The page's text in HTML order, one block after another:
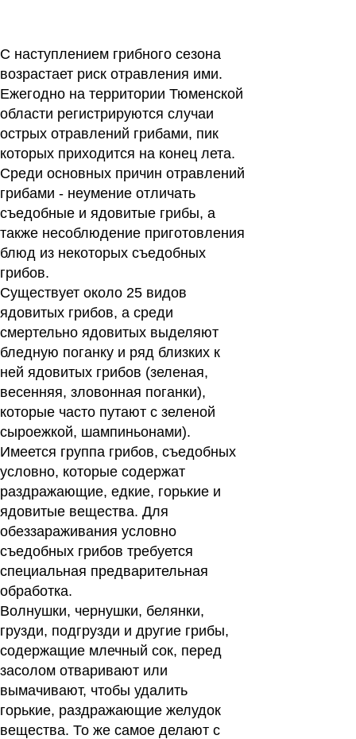
С наступлением грибного сезона
возрастает риск отравления ими.
Ежегодно на территории Тюменской
области регистрируются случаи
острых отравлений грибами, пик
которых приходится на конец лета.
Среди основных причин отравлений
грибами - неумение отличать
съедобные и ядовитые грибы, а
также несоблюдение приготовления
блюд из некоторых съедобных
грибов.
Существует около 25 видов
ядовитых грибов, а среди
смертельно ядовитых выделяют
бледную поганку и ряд близких к
ней ядовитых грибов (зеленая,
весенняя, зловонная поганки),
которые часто путают с зеленой
сыроежкой, шампиньонами).
Имеется группа грибов, съедобных
условно, которые содержат
раздражающие, едкие, горькие и
ядовитые вещества. Для
обеззараживания условно
съедобных грибов требуется
специальная предварительная
обработка.
Волнушки, чернушки, белянки,
грузди, подгрузди и другие грибы,
содержащие млечный сок, перед
засолом отваривают или
вымачивают, чтобы удалить
горькие, раздражающие желудок
вещества. То же самое делают с